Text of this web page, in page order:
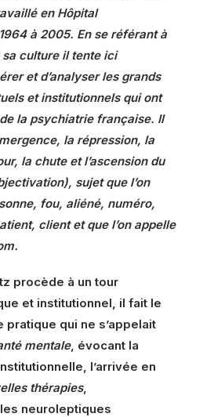
en Hôpital
à 2005. En se référant à
culture il tente ici
et d’analyser les grands
et institutionnels qui ont
la psychiatrie française. Il
la répression, la
la chute et l’ascension du
sujet que l’on
fou, aliéné, numéro,
client et que l’on appelle
procède à un tour
et institutionnel, il fait le
pratique qui ne s’appelait
mentale, évocant la
l’arrivée en
thérapies,
neuroleptiques